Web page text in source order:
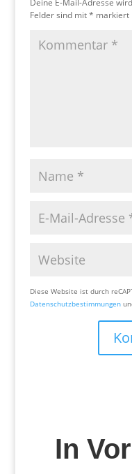
Felder sind mit* markiert
Diese Website ist durch
Datenschutzbestimmungen
In